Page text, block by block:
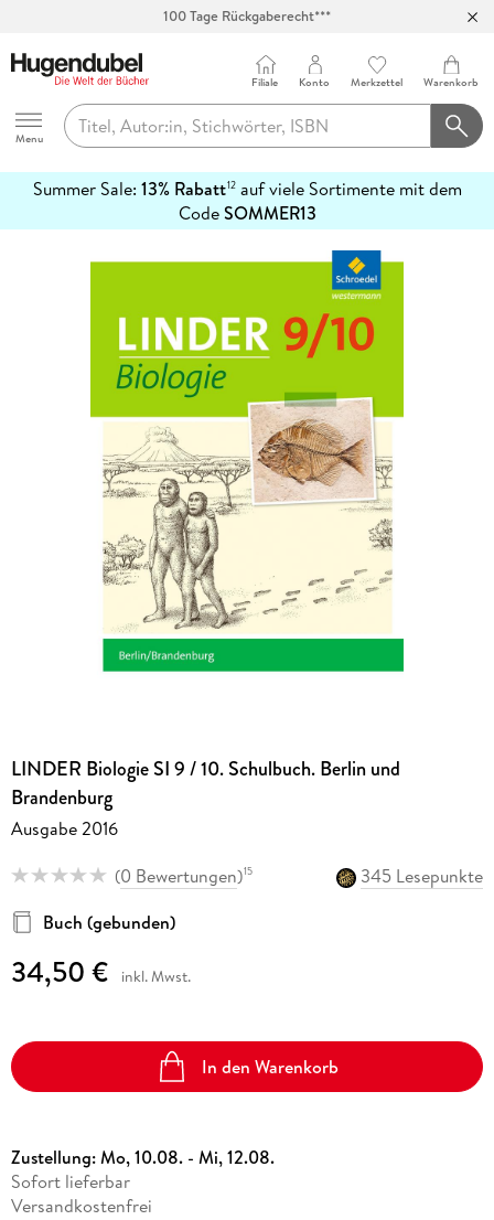
100 Tage Rückgaberecht***
Hugendubel
Menu
Filiale Konto Merkzettel Warenkorb
Summer Sale: 13% Rabatt12auf viele Sortimente mit dem
CodeSOMMER13
erfahren
LINDER Biologie SI 9 / 10. Schulbuch. Berlin und
Brandenburg
Ausgabe 2016
(0 Bewertungen)15
345 Lesepunkte
Buch (gebunden)
34,50 € inkl. Mwst.
In den Warenkorb
Zustellung:Mo, 10.08. - Mi, 12.08.
Sofort lieferbar
Versandkostenfrei